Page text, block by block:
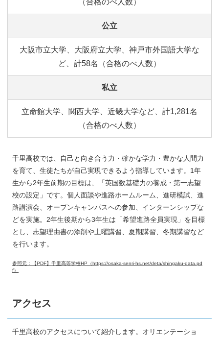
公立
大阪市立大学、大阪府立大学、神戸市外国語大学な
ど、計58名（合格のべ人数）
私立
立命館大学、関西大学、近畿大学など、計1,281名
（合格のべ人数）
千里高校では、自己と向き合う力・確かな学力・豊かな人間力
を育て、生徒たちが自己実現できるよう指導しています。1年
生から2年生前期の目標は、「英国数基礎力の養成・第一志望
校の設定」です。個人面談や進路ホームルーム、進研模試、進
路講演会、オープンキャンパスへの参加、インターンシップな
どを実施。2年生後期から3年生は「希望進路全員実現」を目標
とし、志望理由書の添削や土曜講習、夏期講習、冬期講習など
を行います。
参照元：【PDF】千里高等学校HP（https://osaka-senri-hs.net/deta/shingaku-data.pd
f）
アクセス
千里高校のアクセスについて紹介します。オリエンテーショ